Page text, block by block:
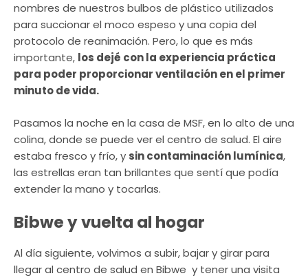
nombres de nuestros bulbos de plástico utilizados
para succionar el moco espeso y una copia del
protocolo de reanimación. Pero, lo que es más
importante, los dejé con la experiencia práctica
para poder proporcionar ventilación en el primer
minuto de vida.
Pasamos la noche en la casa de MSF, en lo alto de una
colina, donde se puede ver el centro de salud. El aire
estaba fresco y frío, y sin contaminación lumínica,
las estrellas eran tan brillantes que sentí que podía
extender la mano y tocarlas.
Bibwe y vuelta al hogar
Al día siguiente, volvimos a subir, bajar y girar para
llegar al centro de salud en Bibwe y tener una visita